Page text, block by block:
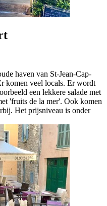
haven van St-Jean-Cap-
komen veel locals. Er wordt
een lekkere salade met
'fruits de la mer'. Ook komen
Het prijsniveau is onder